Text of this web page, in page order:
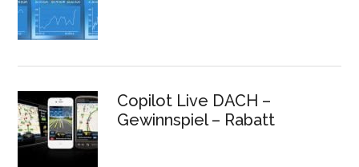
Copilot Live DACH –
Gewinnspiel – Rabatt